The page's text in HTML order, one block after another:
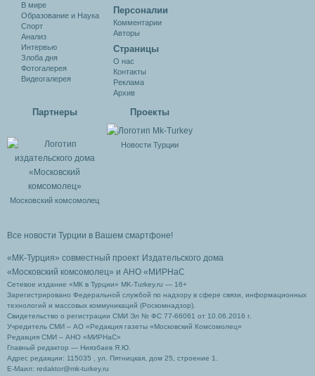
В мире
Образование и Наука
Спорт
Анализ
Интервью
Злоба дня
Фотогалерея
Видеогалерея
Персоналии
Комментарии
Авторы
Cтраницы
О нас
Контакты
Реклама
Архив
Партнеры
Московский комсомолец
Проекты
Новости Турции
Все новости Турции в Вашем смартфоне!
«МК-Турция» совместный проект Издательского дома
«Московский комсомолец» и АНО «МИРНаС
Сетевое издание «МК в Турции» MK-Turkey.ru — 16+
Зарегистрировано Федеральной службой по надзору в сфере связи, информационных
технологий и массовых коммуникаций (Роскомнадзор).
Свидетельство о регистрации СМИ Эл № ФС 77-66061 от 10.06.2016 г.
Учредитель СМИ – АО «Редакция газеты «Московский Комсомолец»
Редакция СМИ – АНО «МИРНаС»
Главный редактор — Ниязбаев Я.Ю.
Адрес редакции: 115035 , ул. Пятницкая, дом 25, строение 1.
Е-Маил: redaktor@mk-turkey.ru